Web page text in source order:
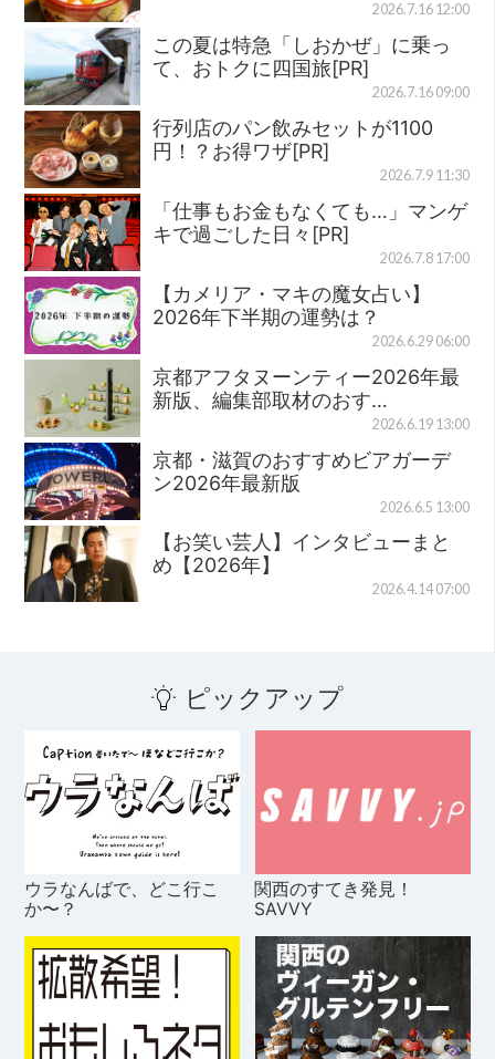
2026.7.16 12:00
この夏は特急「しおかぜ」に乗っ
て、おトクに四国旅[PR]
2026.7.16 09:00
行列店のパン飲みセットが1100
円！？お得ワザ[PR]
2026.7.9 11:30
「仕事もお金もなくても…」マンゲ
キで過ごした日々[PR]
2026.7.8 17:00
【カメリア・マキの魔女占い】
2026年下半期の運勢は？
2026.6.29 06:00
京都アフタヌーンティー2026年最
新版、編集部取材のおす…
2026.6.19 13:00
京都・滋賀のおすすめビアガーデ
ン2026年最新版
2026.6.5 13:00
【お笑い芸人】インタビューまと
め【2026年】
2026.4.14 07:00
ピックアップ
ウラなんばで、どこ行こ
か〜？
関西のすてき発見！
SAVVY